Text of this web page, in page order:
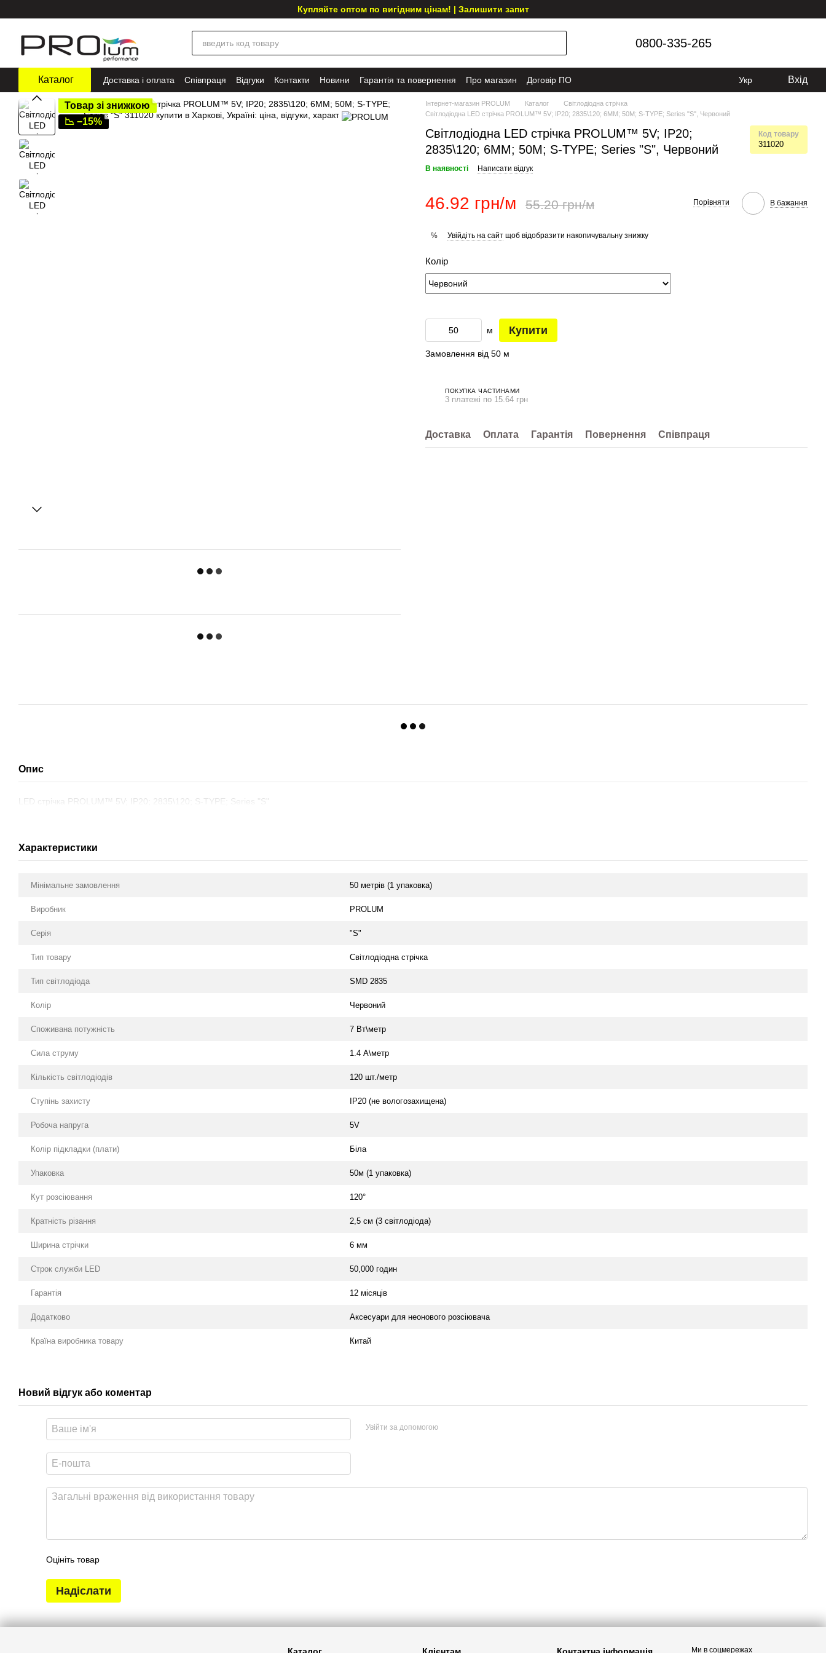
Купляйте оптом по вигідним цінам! | Залишити запит
0800-335-265
Каталог Доставка і оплата Співпраця Відгуки Контакти Новини Гарантія та повернення Про магазин Договір ПО Укр Вхід
Товар зі знижкою
📉 −15%
Інтернет-магазин PROLUM Каталог
Світлодіодна стрічка
Світлодіодна LED стрічка PROLUM™ 5V; IP20; 2835\120; 6ММ; 50M; S-TYPE; Series "S", Червоний
Світлодіодна LED стрічка PROLUM™ 5V; IP20;
2835\120; 6ММ; 50M; S-TYPE; Series "S", Червоний
Код товару
311020
В наявності Написати відгук
46.92 грн/м 55.20 грн/м Порівняти В бажання
% Увійдіть на сайт щоб відобразити накопичувальну знижку
Колір
м Купити
Замовлення від 50 м
ПОКУПКА ЧАСТИНАМИ
3 платежі по 15.64 грн
Доставка Оплата Гарантія Повернення Співпраця
Опис
LED стрічка PROLUM™ 5V; IP20; 2835\120; S-TYPE; Series "S"
Характеристики
Мінімальне замовлення 50 метрів (1 упаковка)
Виробник PROLUM
Серія "S"
Тип товару Світлодіодна стрічка
Тип світлодіода SMD 2835
Колір Червоний
Споживана потужність 7 Вт\метр
Сила струму 1.4 А\метр
Кількість світлодіодів 120 шт./метр
Ступінь захисту IP20 (не вологозахищена)
Робоча напруга 5V
Колір підкладки (плати) Біла
Упаковка 50м (1 упаковка)
Кут розсіювання 120°
Кратність різання 2,5 см (3 світлодіода)
Ширина стрічки 6 мм
Строк служби LED 50,000 годин
Гарантія 12 місяців
Додатково Аксесуари для неонового розсіювача
Країна виробника товару Китай
Новий відгук або коментар
Увійти за допомогою
Оцініть товар
Надіслати
Ми в соцмережах